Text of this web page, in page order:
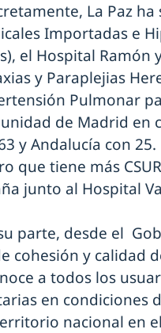
La Paz
Importadas e
el Hospital Ramón
y Paraplejias
Pulmonar
de Madrid en
y Andalucía con
que tiene más
junto al Hospital
parte, desde el
cohesión y calidad
a todos los
en condiciones
nacional en